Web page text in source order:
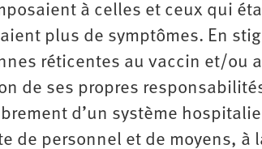
à celles et ceux qui
plus de symptômes. En
réticentes au vaccin et/ou
de ses propres
d’un système
de personnel et de moyens, à